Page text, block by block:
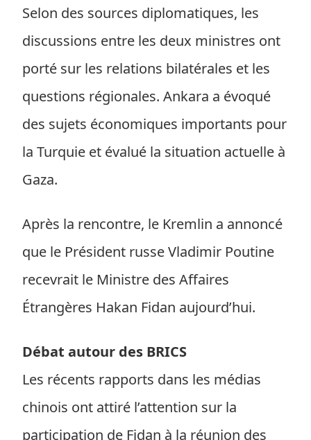
Selon des sources diplomatiques, les
discussions entre les deux ministres ont
porté sur les relations bilatérales et les
questions régionales. Ankara a évoqué
des sujets économiques importants pour
la Turquie et évalué la situation actuelle à
Gaza.
Après la rencontre, le Kremlin a annoncé
que le Président russe Vladimir Poutine
recevrait le Ministre des Affaires
Étrangères Hakan Fidan aujourd’hui.
Débat autour des BRICS
Les récents rapports dans les médias
chinois ont attiré l’attention sur la
participation de Fidan à la réunion des